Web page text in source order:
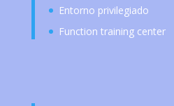
Entorno privilegiado
Function training center